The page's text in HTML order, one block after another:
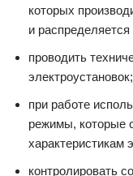
которых
и распределяется
проводить
электроустановок;
при работе
режимы, которые
характеристикам
контролировать